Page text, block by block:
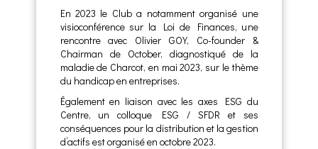
En 2023 le Club a notamment organisé une
visioconférence sur la Loi de Finances, une
rencontre avec Olivier GOY, Co-founder &
Chairman de October, diagnostiqué de la
maladie de Charcot, en mai 2023, sur le thème
du handicap en entreprises.
Également en liaison avec les axes ESG du
Centre, un colloque ESG / SFDR et ses
conséquences pour la distribution et la gestion
d’actifs est organisé en octobre 2023.